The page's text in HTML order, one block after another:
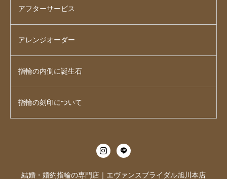
アフターサービス
アレンジオーダー
指輪の内側に誕生石
指輪の刻印について
結婚・婚約指輪の専門店｜エヴァンスブライダル旭川本店